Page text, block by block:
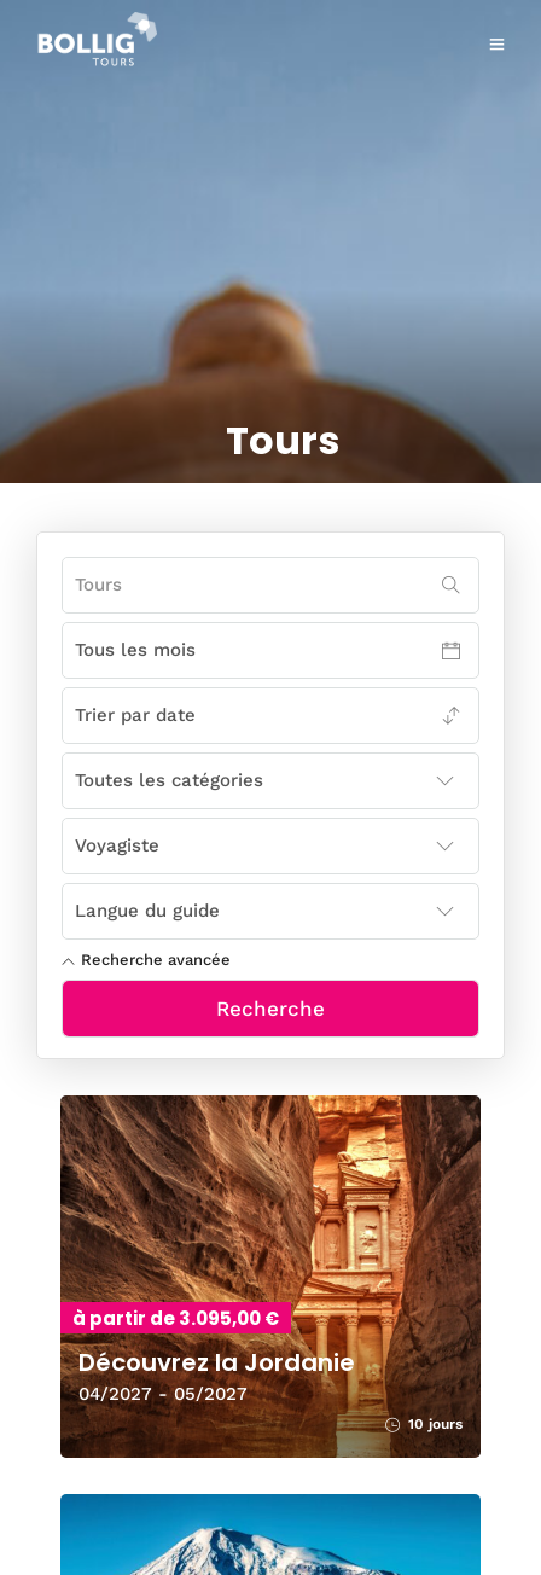
Tours
Recherche avancée
à partir de 3.095,00 €
Découvrez la Jordanie
04/2027 - 05/2027
10 jours